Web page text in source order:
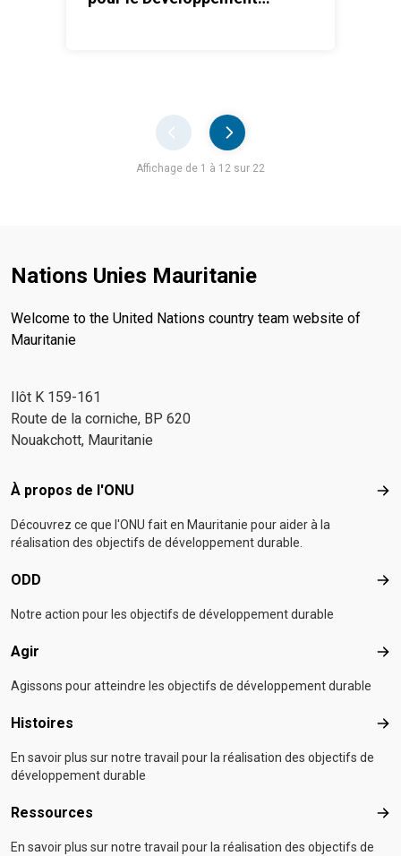
Affichage de 1 à 12 sur 22
Nations Unies Mauritanie
Welcome to the United Nations country team website of
Mauritanie
Ilôt K 159-161
Route de la corniche, BP 620
Nouakchott, Mauritanie
Footer menu
À propos de l'ONU À
Découvrez ce que l'ONU fait en Mauritanie pour aider à la
réalisation des objectifs de développement durable.
ODD
Notre action pour les objectifs de développement durable
Agir Agir
Agissons pour atteindre les objectifs de développement durable
Histoires
En savoir plus sur notre travail pour la réalisation des objectifs de
développement durable
Ressources
En savoir plus sur notre travail pour la réalisation des objectifs de